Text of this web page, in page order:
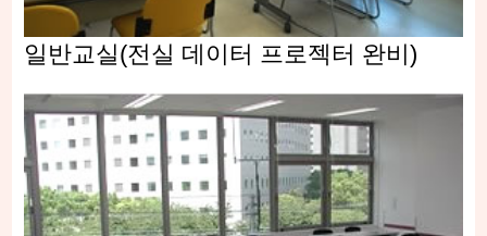
일반교실(전실 데이터 프로젝터 완비)